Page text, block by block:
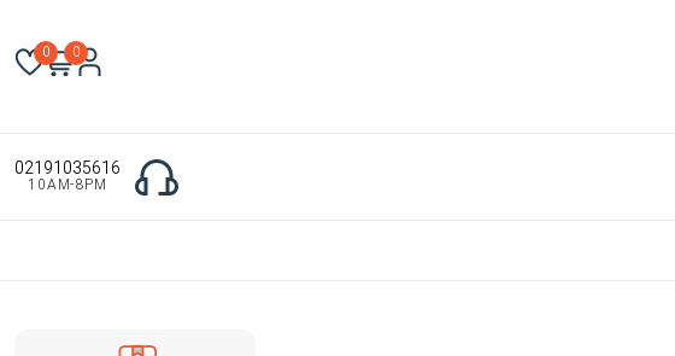
0
0
02191035616
10AM-8PM